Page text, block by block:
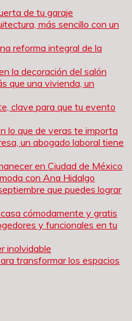
de tu garaje
más sencillo con un
reforma integral de la
la decoración del salón
que una vivienda, un
clave para que tu evento
lo que de veras te importa
un abogado laboral tiene
en Ciudad de México
con Ana Hidalgo
que puedes lograr
cómodamente y gratis
y funcionales en tu
inolvidable
transformar los espacios